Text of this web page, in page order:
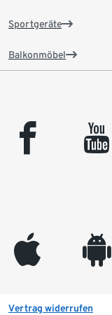
Sportgeräte
Balkonmöbel
facebook youtube
appleinc android
Vertrag widerrufen